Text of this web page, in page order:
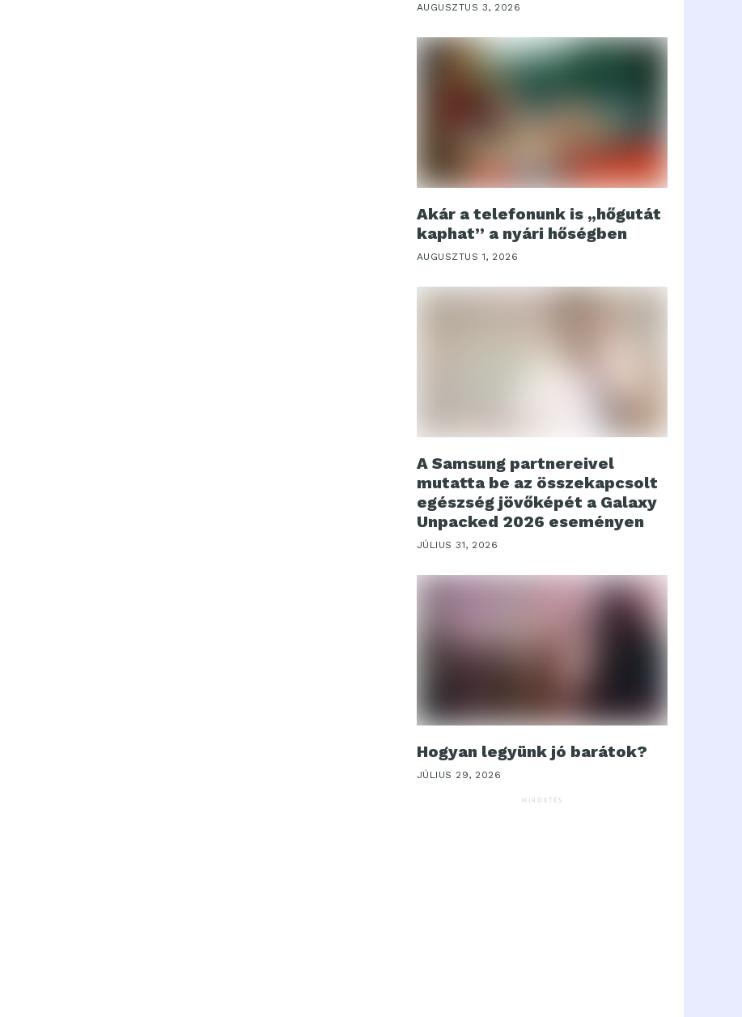
AUGUSZTUS 3, 2026
Akár a telefonunk is „hőgutát
kaphat” a nyári hőségben
AUGUSZTUS 1, 2026
A Samsung partnereivel
mutatta be az összekapcsolt
egészség jövőképét a Galaxy
Unpacked 2026 eseményen
JÚLIUS 31, 2026
Hogyan legyünk jó barátok?
JÚLIUS 29, 2026
HIRDETÉS